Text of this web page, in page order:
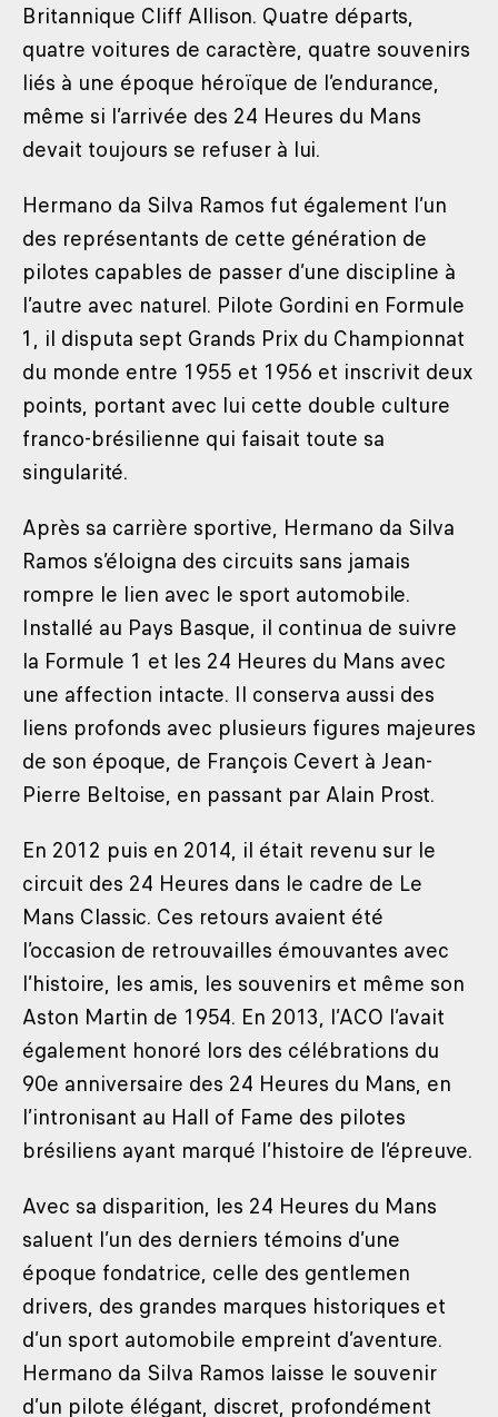
Britannique Cliff Allison. Quatre départs,
quatre voitures de caractère, quatre souvenirs
liés à une époque héroïque de l’endurance,
même si l’arrivée des 24 Heures du Mans
devait toujours se refuser à lui.
Hermano da Silva Ramos fut également l’un
des représentants de cette génération de
pilotes capables de passer d’une discipline à
l’autre avec naturel. Pilote Gordini en Formule
1, il disputa sept Grands Prix du Championnat
du monde entre 1955 et 1956 et inscrivit deux
points, portant avec lui cette double culture
franco-brésilienne qui faisait toute sa
singularité.
Après sa carrière sportive, Hermano da Silva
Ramos s’éloigna des circuits sans jamais
rompre le lien avec le sport automobile.
Installé au Pays Basque, il continua de suivre
la Formule 1 et les 24 Heures du Mans avec
une affection intacte. Il conserva aussi des
liens profonds avec plusieurs figures majeures
de son époque, de François Cevert à Jean-
Pierre Beltoise, en passant par Alain Prost.
En 2012 puis en 2014, il était revenu sur le
circuit des 24 Heures dans le cadre de Le
Mans Classic. Ces retours avaient été
l’occasion de retrouvailles émouvantes avec
l’histoire, les amis, les souvenirs et même son
Aston Martin de 1954. En 2013, l’ACO l’avait
également honoré lors des célébrations du
90e anniversaire des 24 Heures du Mans, en
l’intronisant au Hall of Fame des pilotes
brésiliens ayant marqué l’histoire de l’épreuve.
Avec sa disparition, les 24 Heures du Mans
saluent l’un des derniers témoins d’une
époque fondatrice, celle des gentlemen
drivers, des grandes marques historiques et
d’un sport automobile empreint d’aventure.
Hermano da Silva Ramos laisse le souvenir
d’un pilote élégant, discret, profondément